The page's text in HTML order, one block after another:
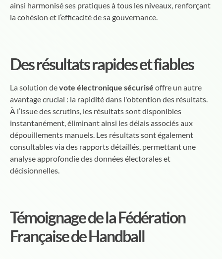
ainsi harmonisé ses pratiques à tous les niveaux, renforçant
la cohésion et l’efficacité de sa gouvernance.
Des résultats rapides et fiables
La solution devote électronique sécurisé offre un autre
avantage crucial : la rapidité dans l'obtention des résultats.
À l’issue des scrutins, les résultats sont disponibles
instantanément, éliminant ainsi les délais associés aux
dépouillements manuels. Les résultats sont également
consultables via des rapports détaillés, permettant une
analyse approfondie des données électorales et
décisionnelles.
Témoignage de la Fédération
Française de Handball